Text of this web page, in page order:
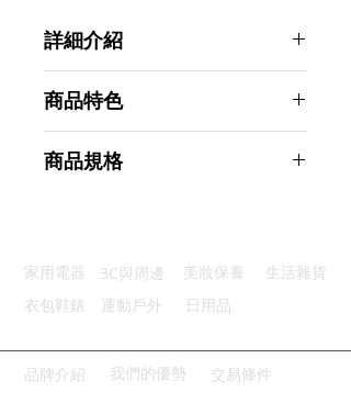
詳細介紹
商品特色
堅固耐用：高溫碳化處理防水防潮
商品規格
主要材質：櫸木
商品尺寸：52*6*3cm
產地名稱：中國大陸
代理商：亞桓有限公司
家用電器 3C與周邊 美妝保養
生活雜貨
衣包鞋錶
運動戶外 日用品
品牌介紹 我們的優勢 交易條件